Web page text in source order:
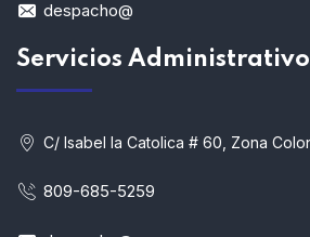
despacho@
Servicios
C/ Isabel la Catolica # 60, Zona
809-685-5259